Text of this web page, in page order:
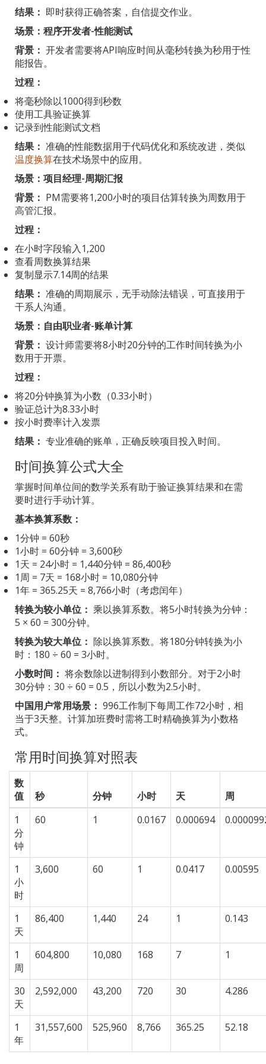
结果： 即时获得正确答案，自信提交作业。
场景：程序开发者-性能测试
背景： 开发者需要将API响应时间从毫秒转换为秒用于性
能报告。
过程：
将毫秒除以1000得到秒数
使用工具验证换算
记录到性能测试文档
结果： 准确的性能数据用于代码优化和系统改进，类似
温度换算在技术场景中的应用。
场景：项目经理-周期汇报
背景： PM需要将1,200小时的项目估算转换为周数用于
高管汇报。
过程：
在小时字段输入1,200
查看周数换算结果
复制显示7.14周的结果
结果： 准确的周期展示，无手动除法错误，可直接用于
干系人沟通。
场景：自由职业者-账单计算
背景： 设计师需要将8小时20分钟的工作时间转换为小
数用于开票。
过程：
将20分钟换算为小数（0.33小时）
验证总计为8.33小时
按小时费率计入发票
结果： 专业准确的账单，正确反映项目投入时间。
时间换算公式大全
掌握时间单位间的数学关系有助于验证换算结果和在需
要时进行手动计算。
基本换算系数：
1分钟 = 60秒
1小时 = 60分钟 = 3,600秒
1天 = 24小时 = 1,440分钟 = 86,400秒
1周 = 7天 = 168小时 = 10,080分钟
1年 = 365.25天 = 8,766小时（考虑闰年）
转换为较小单位： 乘以换算系数。将5小时转换为分钟：
5 × 60 = 300分钟。
转换为较大单位： 除以换算系数。将180分钟转换为小
时：180 ÷ 60 = 3小时。
小数时间： 将余数除以进制得到小数部分。对于2小时
30分钟：30 ÷ 60 = 0.5，所以小数为2.5小时。
中国用户常用场景： 996工作制下每周工作72小时，相
当于3天整。计算加班费时需将工时精确换算为小数格
式。
常用时间换算对照表
数
值
秒 分钟 小时 天
周
1
分
钟
60 1 0.0167 0.000694
1
小
时
3,600 60 1 0.0417 0.00595
1
天
86,400 1,440 24 1 0.143
1
周
604,800 10,080 168 7 1
30
天
2,592,000 43,200 720 30 4.286
1
年
31,557,600 525,960 8,766 365.25 52.18